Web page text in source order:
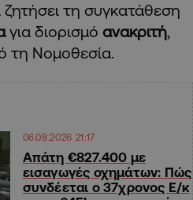
ζητήσει τη συγκατάθεση
για διορισμό ανακριτή,
τη Νομοθεσία.
06.08.2026 21:17
Απάτη €827.400 με
εισαγωγές οχημάτων: Πώς
συνδέεται ο 37χρονος Ε/κ